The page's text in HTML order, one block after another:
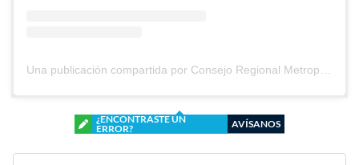
¿ENCONTRASTE UN
ERROR?
AVÍSANOS